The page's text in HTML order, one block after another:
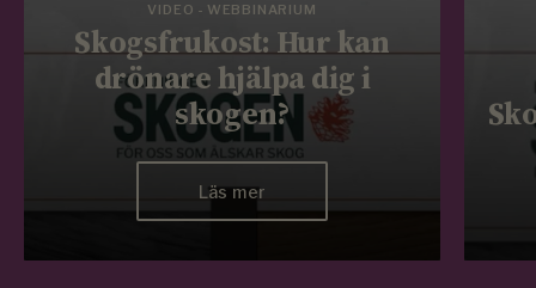
VIDEO - WEBBINARIUM
Skogsfrukost: Hur kan
drönare hjälpa dig i
skogen?
Läs mer